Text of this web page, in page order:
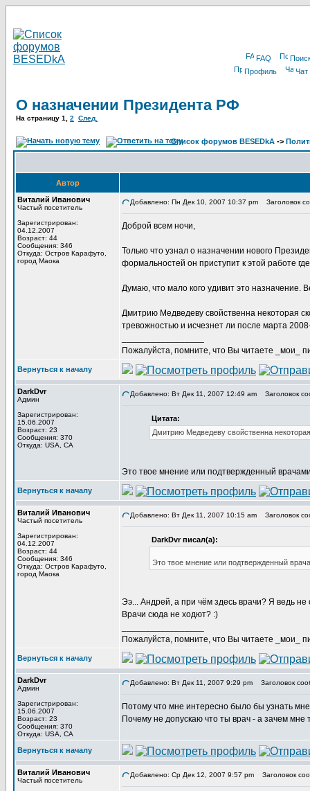
FAQ
Профиль
Чат
О назначении Президента РФ
На страницу 1, 2 След.
Список форумов BESEDkA ->
Автор
Виталий Иванович
Частый посетитель
Зарегистрирован:
04.12.2007
Возраст: 44
Сообщения: 346
Откуда: Остров Карафуто,
город Маока
Добавлено: Пн Дек 10, 2007 10:37 pm Заголовок
Доброй всем ночи,
Только что узнал о назначении нового
формальностей он приступит к этой работе
Думаю, что мало кого удивит это назначение.
Дмитрию Медведеву свойственна некоторая
тревожностью и исчезнет ли после марта
Пожалуйста, помните, что Вы читаете _мои_
Вернуться к началу
DarkDvr
Админ
Зарегистрирован:
15.06.2007
Возраст: 23
Сообщения: 370
Откуда: USA, CA
Добавлено: Вт Дек 11, 2007 12:49 am Заголовок
Цитата:
Дмитрию Медведеву свойственна
Это твое мнение или подтвержденный
Вернуться к началу
Виталий Иванович
Частый посетитель
Зарегистрирован:
04.12.2007
Возраст: 44
Сообщения: 346
Откуда: Остров Карафуто,
город Маока
Добавлено: Вт Дек 11, 2007 10:15 am Заголовок
DarkDvr писал(а):
Это твое мнение или подтвержденный
Ээ... Андрей, а при чём здесь врачи? Я ведь
Врачи сюда не ходют? :)
Пожалуйста, помните, что Вы читаете _мои_
Вернуться к началу
DarkDvr
Админ
Зарегистрирован:
15.06.2007
Возраст: 23
Сообщения: 370
Откуда: USA, CA
Добавлено: Вт Дек 11, 2007 9:29 pm Заголовок
Потому что мне интересно было бы узнать
Почему не допускаю что ты врач - а зачем мне
Вернуться к началу
Виталий Иванович
Частый посетитель
Добавлено: Ср Дек 12, 2007 9:57 pm Заголовок